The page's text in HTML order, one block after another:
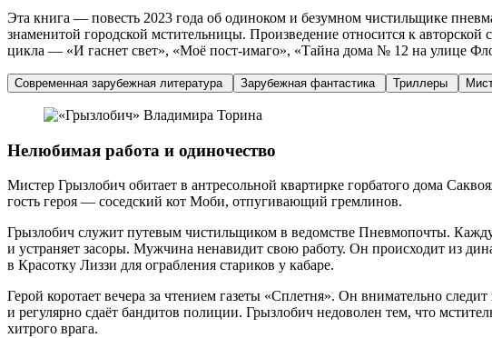
Эта книга — повесть 2023 года об одиноком и безумном чистильщике
знаменитой городской мстительницы. Произведение относится к
цикла — «И гаснет свет», «Моё пост-имаго», «Тайна дома № 12 на улице
Современная зарубежная литература Зарубежная фантастика Триллеры
Нелюбимая работа и одиночество
Мистер Грызлобич обитает в антресольной квартирке горбатого дома
гость героя — соседский кот Моби, отпугивающий гремлинов.
Грызлобич служит путевым чистильщиком в ведомстве Пневмопочты.
и устраняет засоры. Мужчина ненавидит свою работу. Он происходит из
в Красотку Лиззи для ограбления стариков у кабаре.
Герой коротает вечера за чтением газеты «Сплетня». Он внимательно
и регулярно сдаёт бандитов полиции. Грызлобич недоволен тем, что
хитрого врага.